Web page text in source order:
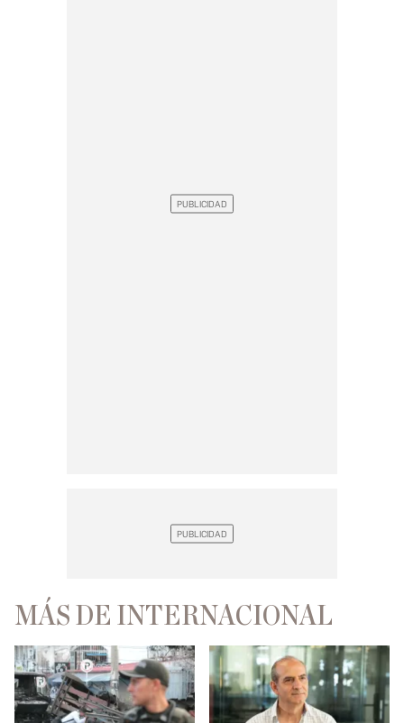
MÁS DE INTERNACIONAL